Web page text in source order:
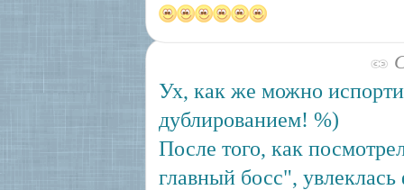
Ух, как же можно
дублированием! %)
После того, как
главный босс",